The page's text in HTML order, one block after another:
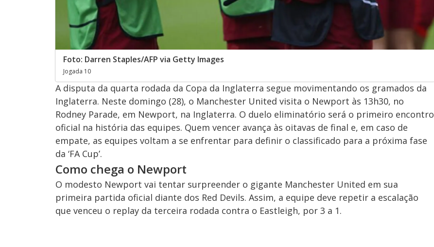
Foto: Darren Staples/AFP via Getty Images
Jogada 10
A disputa da quarta rodada da Copa da Inglaterra segue movimentando os gramados da
Inglaterra. Neste domingo (28), o Manchester United visita o Newport às 13h30, no
Rodney Parade, em Newport, na Inglaterra. O duelo eliminatório será o primeiro encontro
oficial na história das equipes. Quem vencer avança às oitavas de final e, em caso de
empate, as equipes voltam a se enfrentar para definir o classificado para a próxima fase
da ‘FA Cup’.
Como chega o Newport
O modesto Newport vai tentar surpreender o gigante Manchester United em sua
primeira partida oficial diante dos Red Devils. Assim, a equipe deve repetir a escalação
que venceu o replay da terceira rodada contra o Eastleigh, por 3 a 1.